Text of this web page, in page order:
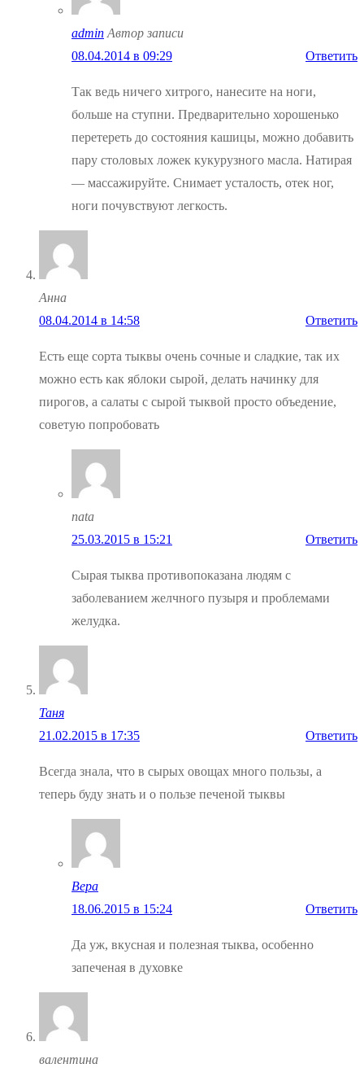
admin Автор записи
08.04.2014 в 09:29
Ответить
Так ведь ничего хитрого, нанесите на ноги,
больше на ступни. Предварительно хорошенько
перетереть до состояния кашицы, можно добавить
пару столовых ложек кукурузного масла. Натирая
— массажируйте. Снимает усталость, отек ног,
ноги почувствуют легкость.
Анна
08.04.2014 в 14:58
Ответить
Есть еще сорта тыквы очень сочные и сладкие, так их
можно есть как яблоки сырой, делать начинку для
пирогов, а салаты с сырой тыквой просто объедение,
советую попробовать
nata
25.03.2015 в 15:21
Ответить
Сырая тыква противопоказана людям с
заболеванием желчного пузыря и проблемами
желудка.
Таня
21.02.2015 в 17:35
Ответить
Всегда знала, что в сырых овощах много пользы, а
теперь буду знать и о пользе печеной тыквы
Вера
18.06.2015 в 15:24
Ответить
Да уж, вкусная и полезная тыква, особенно
запеченая в духовке
валентина